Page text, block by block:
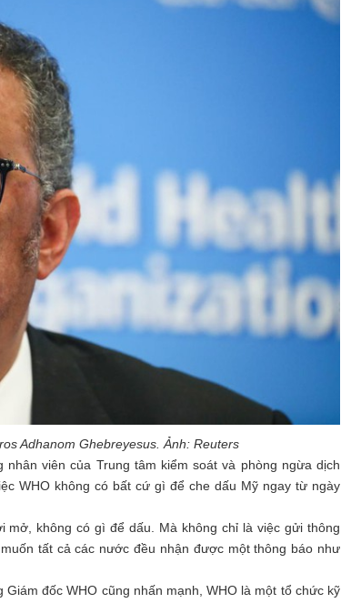
Adhanom Ghebreyesus. Ảnh: Reuters
nhân viên của Trung tâm kiểm soát và phòng ngừa dịch
WHO không có bất cứ gì để che dấu Mỹ ngay từ ngày
không có gì để dấu. Mà không chỉ là việc gửi thông
tất cả các nước đều nhận được một thông báo như
đốc WHO cũng nhấn mạnh, WHO là một tổ chức kỹ